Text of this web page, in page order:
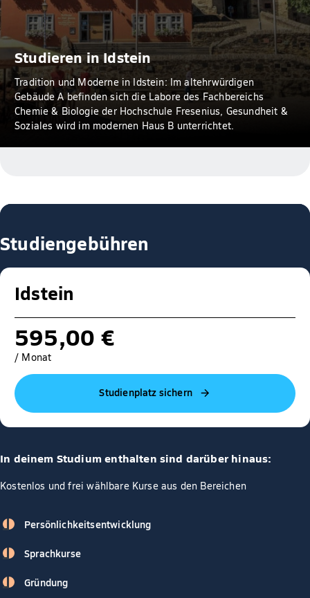
Studieren in Idstein
Tradition und Moderne in Idstein: Im altehrwürdigen
Gebäude A befinden sich die Labore des Fachbereichs
Chemie & Biologie der Hochschule Fresenius, Gesundheit &
Soziales wird im modernen Haus B unterrichtet.
Studiengebühren
Idstein
595,00 €
/ Monat
Studienplatz sichern
In deinem Studium enthalten sind darüber hinaus:
Kostenlos und frei wählbare Kurse aus den Bereichen
Persönlichkeitsentwicklung
Sprachkurse
Gründung